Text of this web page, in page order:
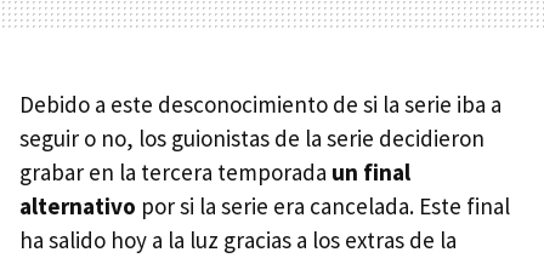
Debido a este desconocimiento de si la serie iba a
seguir o no, los guionistas de la serie decidieron
grabar en la tercera temporada un final
alternativo por si la serie era cancelada. Este final
ha salido hoy a la luz gracias a los extras de la